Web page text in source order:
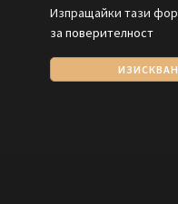
Изпращайки тази
за поверителност